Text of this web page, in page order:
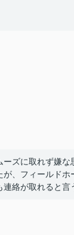
ーズに取れず嫌な
が、フィールドホ
連絡が取れると言